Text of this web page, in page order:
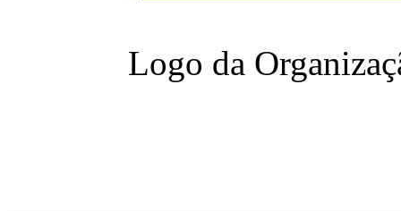
Logo da